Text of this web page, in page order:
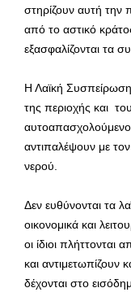
στηρίζουν αυτή την
από το αστικό
εξασφαλίζονται τα
Η Λαϊκή Συσπείρωση
της περιοχής και
αντιπαλέψουν με
νερού.
Δεν ευθύνονται τα
οικονομικά και
οι ίδιοι πλήττονται
και αντιμετωπίζουν
δέχονται στο